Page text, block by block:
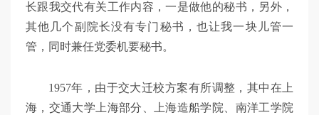
长跟我交代有关工作内容，一是做他的秘书，另外，
其他几个副院长没有专门秘书，也让我一块儿管一
管，同时兼任党委机要秘书。
1957年，由于交大迁校方案有所调整，其中在上
海，交通大学上海部分、上海造船学院、南洋工学院